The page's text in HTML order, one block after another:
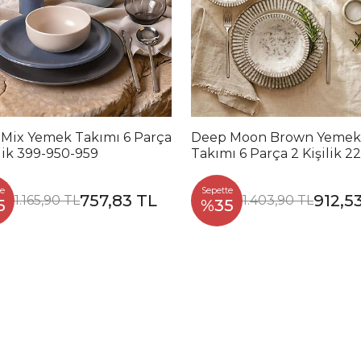
Yemek Takımı 6 Parça
399-950-959
1.165,90 TL757,83 TL
Deep Moon Brown Yemek
Takımı 6 Parça 2 Kişilik
Sepette
%35 1.403,90 TL